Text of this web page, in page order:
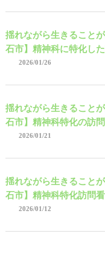
揺れながら生きること
石市】精神科に特化し
2026/01/26
揺れながら生きること
石市】精神科特化の訪
2026/01/21
揺れながら生きること
石市】精神科特化訪問
2026/01/12